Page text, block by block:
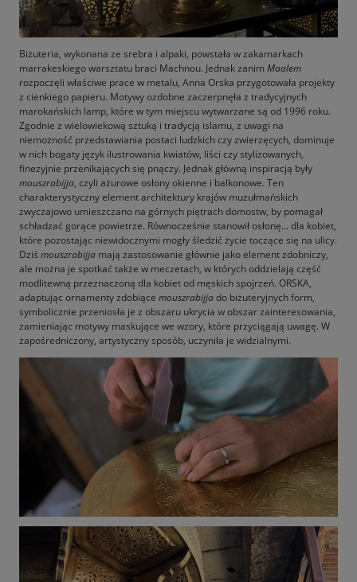
Biżuteria, wykonana ze srebra i alpaki, powstała w zakamarkach
marrakeskiego warsztatu braci Machnou. Jednak zanim Maalem
rozpoczęli właściwe prace w metalu, Anna Orska przygotowała projekty
z cienkiego papieru. Motywy ozdobne zaczerpnęła z tradycyjnych
marokańskich lamp, które w tym miejscu wytwarzane są od 1996 roku.
Zgodnie z wielowiekową sztuką i tradycją islamu, z uwagi na
niemożność przedstawiania postaci ludzkich czy zwierzęcych, dominuje
w nich bogaty język ilustrowania kwiatów, liści czy stylizowanych,
finezyjnie przenikających się pnączy. Jednak główną inspiracją były
mouszrabijja, czyli ażurowe osłony okienne i balkonowe. Ten
charakterystyczny element architektury krajów muzułmańskich
zwyczajowo umieszczano na górnych piętrach domostw, by pomagał
schładzać gorące powietrze. Równocześnie stanowił osłonę... dla kobiet,
które pozostając niewidocznymi mogły śledzić życie toczące się na ulicy.
Dziś mouszrabijja mają zastosowanie głównie jako element zdobniczy,
ale można je spotkać także w meczetach, w których oddzielają część
modlitewną przeznaczoną dla kobiet od męskich spojrzeń. ORSKA,
adaptując ornamenty zdobiące mouszrabijjado biżuteryjnych form,
symbolicznie przeniosła je z obszaru ukrycia w obszar zainteresowania,
zamieniając motywy maskujące we wzory, które przyciągają uwagę. W
zapośredniczony, artystyczny sposób, uczyniła je widzialnymi.